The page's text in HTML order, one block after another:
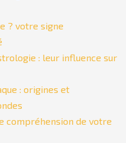
? votre signe
: leur influence sur
: origines et
compréhension de votre